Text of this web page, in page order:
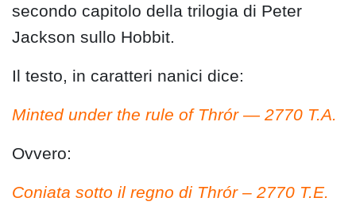
secondo capitolo della trilogia di Peter
Jackson sullo Hobbit.
Il testo, in caratteri nanici dice:
Minted under the rule of Thrór — 2770 T.A.
Ovvero:
Coniata sotto il regno di Thrór – 2770 T.E.